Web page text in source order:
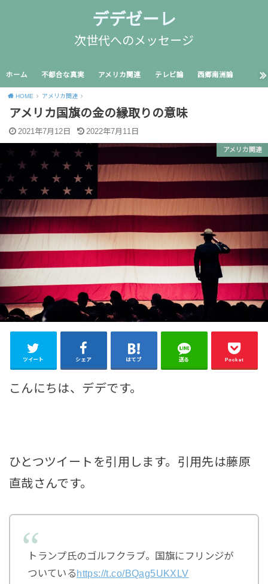
デデゼーレ
次世代へのメッセージ
ホーム 不都合な真実 アメリカ関連 テレビ論 西郷南洲論
HOME アメリカ関連
アメリカ国旗の金の縁取りの意味
2021年7月12日 2022年7月11日
アメリカ関連
ツイート シェア はてブ 送る Pocket
こんにちは、デデです。
ひとつツイートを引用します。引用先は藤原
直哉さんです。
トランプ氏のゴルフクラブ。国旗にフリンジが
ついているhttps://t.co/BQag5UKXLV